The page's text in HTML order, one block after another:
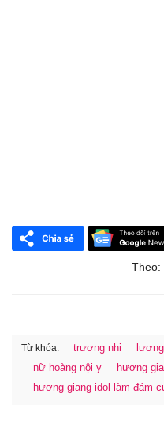
Theo:
Từ khóa: trương nhi
nữ hoàng nội y
hương
hương giang idol làm đám